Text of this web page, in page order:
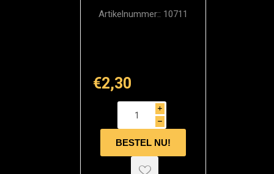
Artikelnummer:: 10711
€2,30
i
h